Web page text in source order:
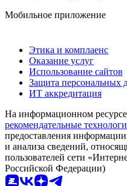
Мобильное приложение
Этика и комплаенс
Оказание услуг
Использование сайтов
Защита персональных
ИТ аккредитация
На информационном
рекомендательные
предоставления
и анализа сведений,
пользователей сети
Российской Федерации)